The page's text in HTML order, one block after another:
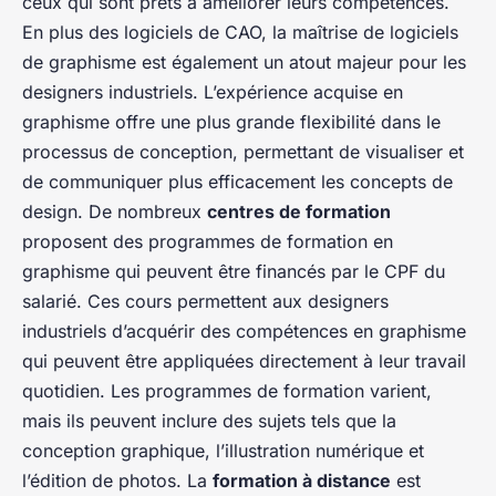
En plus des logiciels de CAO, la maîtrise de logiciels
de graphisme est également un atout majeur pour les
designers industriels. L’expérience acquise en
graphisme offre une plus grande flexibilité dans le
processus de conception, permettant de visualiser et
de communiquer plus efficacement les concepts de
design. De nombreux centres de formation
proposent des programmes de formation en
graphisme qui peuvent être financés par le CPF du
salarié. Ces cours permettent aux designers
industriels d’acquérir des compétences en graphisme
qui peuvent être appliquées directement à leur travail
quotidien. Les programmes de formation varient,
mais ils peuvent inclure des sujets tels que la
conception graphique, l’illustration numérique et
l’édition de photos. La formation à distance est